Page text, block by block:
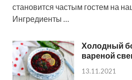
становится частым гостем на
Ингредиенты …
Холодный
вареной
13.11.2021